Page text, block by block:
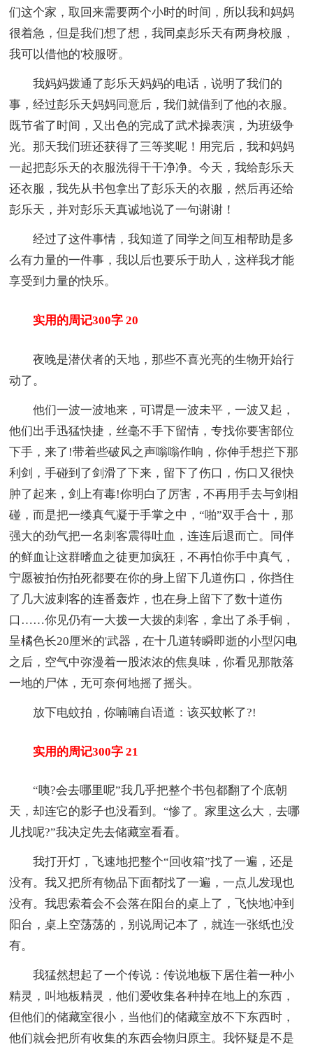
们这个家，取回来需要两个小时的时间，所以我和妈妈
很着急，但是我们想了想，我同桌彭乐天有两身校服，
我可以借他的'校服呀。
我妈妈拨通了彭乐天妈妈的电话，说明了我们的
事，经过彭乐天妈妈同意后，我们就借到了他的衣服。
既节省了时间，又出色的完成了武术操表演，为班级争
光。那天我们班还获得了三等奖呢！用完后，我和妈妈
一起把彭乐天的衣服洗得干干净净。今天，我给彭乐天
还衣服，我先从书包拿出了彭乐天的衣服，然后再还给
彭乐天，并对彭乐天真诚地说了一句谢谢！
经过了这件事情，我知道了同学之间互相帮助是多
么有力量的一件事，我以后也要乐于助人，这样我才能
享受到力量的快乐。
实用的周记300字 20
夜晚是潜伏者的天地，那些不喜光亮的生物开始行
动了。
他们一波一波地来，可谓是一波未平，一波又起，
他们出手迅猛快捷，丝毫不手下留情，专找你要害部位
下手，来了!带着些破风之声嗡嗡作响，你伸手想拦下那
利剑，手碰到了剑滑了下来，留下了伤口，伤口又很快
肿了起来，剑上有毒!你明白了厉害，不再用手去与剑相
碰，而是把一缕真气凝于手掌之中，“啪”双手合十，那
强大的劲气把一名刺客震得吐血，连连后退而亡。同伴
的鲜血让这群嗜血之徒更加疯狂，不再怕你手中真气，
宁愿被拍伤拍死都要在你的身上留下几道伤口，你挡住
了几大波刺客的连番轰炸，也在身上留下了数十道伤
口……你见仍有一大拨一大拨的刺客，拿出了杀手锏，
呈橘色长20厘米的'武器，在十几道转瞬即逝的小型闪电
之后，空气中弥漫着一股浓浓的焦臭味，你看见那散落
一地的尸体，无可奈何地摇了摇头。
放下电蚊拍，你喃喃自语道：该买蚊帐了?!
实用的周记300字 21
“咦?会去哪里呢”我几乎把整个书包都翻了个底朝
天，却连它的影子也没看到。“惨了。家里这么大，去哪
儿找呢?”我决定先去储藏室看看。
我打开灯，飞速地把整个“回收箱”找了一遍，还是
没有。我又把所有物品下面都找了一遍，一点儿发现也
没有。我思索着会不会落在阳台的桌上了，飞快地冲到
阳台，桌上空荡荡的，别说周记本了，就连一张纸也没
有。
我猛然想起了一个传说：传说地板下居住着一种小
精灵，叫地板精灵，他们爱收集各种掉在地上的东西，
但他们的储藏室很小，当他们的储藏室放不下东西时，
他们就会把所有收集的东西会物归原主。我怀疑是不是